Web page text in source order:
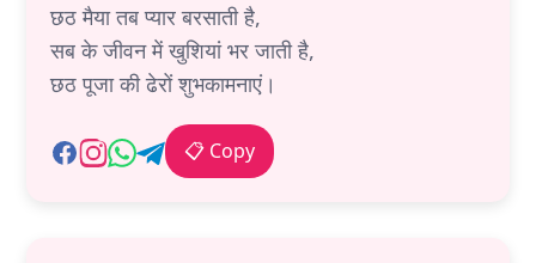
छठ मैया तब प्यार बरसाती है,
सब के जीवन में खुशियां भर जाती है,
छठ पूजा की ढेरों शुभकामनाएं।
📋 Copy